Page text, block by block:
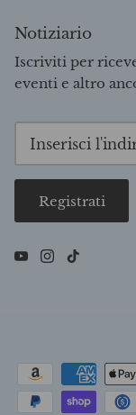
Notiziario
Iscriviti per
eventi e altro
Registrati